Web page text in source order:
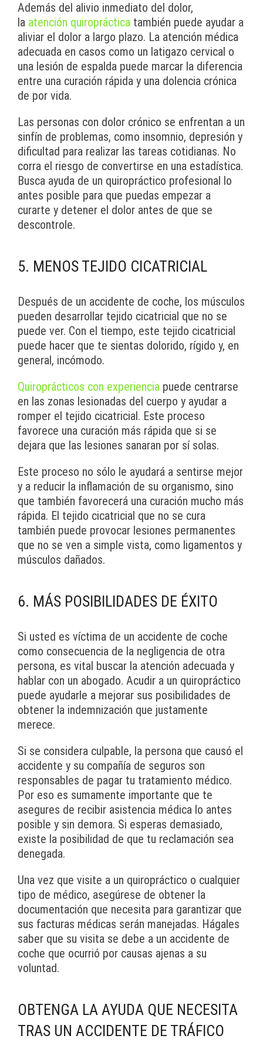
Además del alivio inmediato del dolor,
la atención quiropráctica también puede ayudar a
aliviar el dolor a largo plazo. La atención médica
adecuada en casos como un latigazo cervical o
una lesión de espalda puede marcar la diferencia
entre una curación rápida y una dolencia crónica
de por vida.
Las personas con dolor crónico se enfrentan a un
sinfín de problemas, como insomnio, depresión y
dificultad para realizar las tareas cotidianas. No
corra el riesgo de convertirse en una estadística.
Busca ayuda de un quiropráctico profesional lo
antes posible para que puedas empezar a
curarte y detener el dolor antes de que se
descontrole.
5. MENOS TEJIDO CICATRICIAL
Después de un accidente de coche, los músculos
pueden desarrollar tejido cicatricial que no se
puede ver. Con el tiempo, este tejido cicatricial
puede hacer que te sientas dolorido, rígido y, en
general, incómodo.
Quiroprácticos con experiencia puede centrarse
en las zonas lesionadas del cuerpo y ayudar a
romper el tejido cicatricial. Este proceso
favorece una curación más rápida que si se
dejara que las lesiones sanaran por sí solas.
Este proceso no sólo le ayudará a sentirse mejor
y a reducir la inflamación de su organismo, sino
que también favorecerá una curación mucho más
rápida. El tejido cicatricial que no se cura
también puede provocar lesiones permanentes
que no se ven a simple vista, como ligamentos y
músculos dañados.
6. MÁS POSIBILIDADES DE ÉXITO
Si usted es víctima de un accidente de coche
como consecuencia de la negligencia de otra
persona, es vital buscar la atención adecuada y
hablar con un abogado. Acudir a un quiropráctico
puede ayudarle a mejorar sus posibilidades de
obtener la indemnización que justamente
merece.
Si se considera culpable, la persona que causó el
accidente y su compañía de seguros son
responsables de pagar tu tratamiento médico.
Por eso es sumamente importante que te
asegures de recibir asistencia médica lo antes
posible y sin demora. Si esperas demasiado,
existe la posibilidad de que tu reclamación sea
denegada.
Una vez que visite a un quiropráctico o cualquier
tipo de médico, asegúrese de obtener la
documentación que necesita para garantizar que
sus facturas médicas serán manejadas. Hágales
saber que su visita se debe a un accidente de
coche que ocurrió por causas ajenas a su
voluntad.
OBTENGA LA AYUDA QUE NECESITA
TRAS UN ACCIDENTE DE TRÁFICO